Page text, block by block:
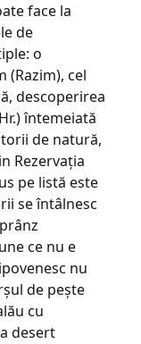
face la
de
o
(Razim), cel
descoperirea
întemeiată
de natură,
Rezervația
pe listă este
se întâlnesc
ce nu e
nu
de pește
cu
desert